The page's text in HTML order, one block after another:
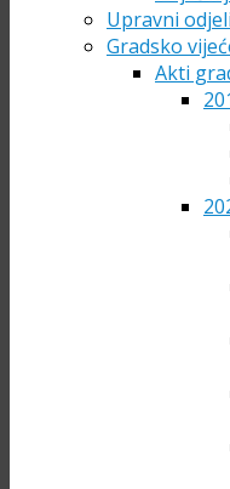
Upravni
Gradsko
Akti